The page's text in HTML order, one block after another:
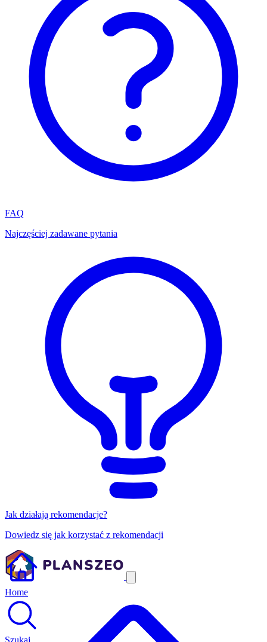
FAQ
Najczęściej zadawane pytania
Jak działają rekomendacje?
Dowiedz się jak korzystać z rekomendacji
Home
Szukaj